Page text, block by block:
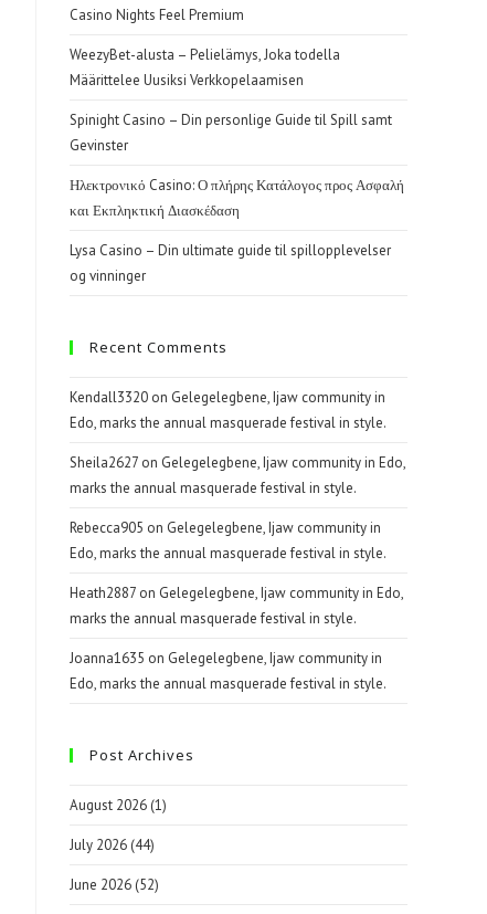
Casino Nights Feel Premium
WeezyBet-alusta – Pelielämys, Joka todella
Määrittelee Uusiksi Verkkopelaamisen
Spinight Casino – Din personlige Guide til Spill samt
Gevinster
Ηλεκτρονικό Casino: Ο πλήρης Κατάλογος προς Ασφαλή
και Εκπληκτική Διασκέδαση
Lysa Casino – Din ultimate guide til spillopplevelser
og vinninger
Recent Comments
Kendall3320 on Gelegelegbene, Ijaw community in
Edo, marks the annual masquerade festival in style.
Sheila2627 on Gelegelegbene, Ijaw community in Edo,
marks the annual masquerade festival in style.
Rebecca905 on Gelegelegbene, Ijaw community in
Edo, marks the annual masquerade festival in style.
Heath2887 on Gelegelegbene, Ijaw community in Edo,
marks the annual masquerade festival in style.
Joanna1635 on Gelegelegbene, Ijaw community in
Edo, marks the annual masquerade festival in style.
Post Archives
August 2026 (1)
July 2026 (44)
June 2026 (52)